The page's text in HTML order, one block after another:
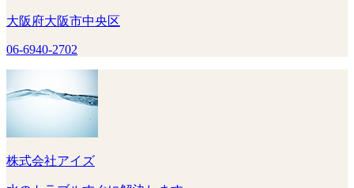
大阪府大阪市中央区
06-6940-2702
株式会社アイズ